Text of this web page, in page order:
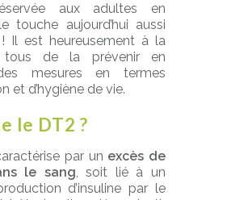
aux adultes en
touche aujourd’hui aussi
Il est heureusement à la
de la prévenir en
mesures en termes
et d’hygiène de vie.
le DT2 ?
par un excès de
le sang, soit lié à un
d’insuline par le